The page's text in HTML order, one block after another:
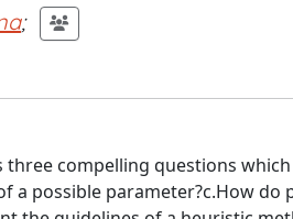
;
three compelling questions
a possible parameter?c.How